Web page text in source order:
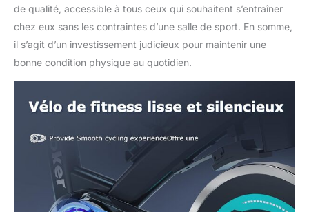
de qualité, accessible à tous ceux qui souhaitent s’entraîner
chez eux sans les contraintes d’une salle de sport. En somme,
il s’agit d’un investissement judicieux pour maintenir une
bonne condition physique au quotidien.